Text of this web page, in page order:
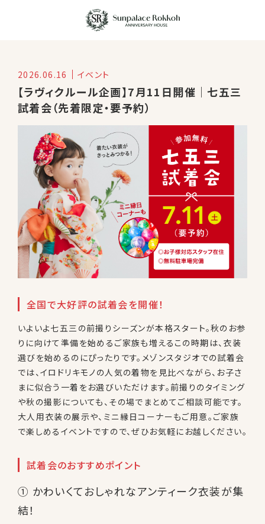
2026.06.16 イベント
【ラヴィクルール企画】7月11日開催｜七五三
試着会（先着限定・要予約）
全国で大好評の試着会を開催！
いよいよ七五三の前撮りシーズンが本格スタート。秋のお参
りに向けて準備を始めるご家族も増えるこの時期は、衣装
選びを始めるのにぴったりです。メゾンスタジオでの試着会
では、イロドリキモノの人気の着物を見比べながら、お子さ
まに似合う一着をお選びいただけます。前撮りのタイミング
や秋の撮影についても、その場でまとめてご相談可能です。
大人用衣装の展示や、ミニ縁日コーナーもご用意。ご家族
で楽しめるイベントですので、ぜひお気軽にお越しください。
試着会のおすすめポイント
① かわいくておしゃれなアンティーク衣装が集
結！